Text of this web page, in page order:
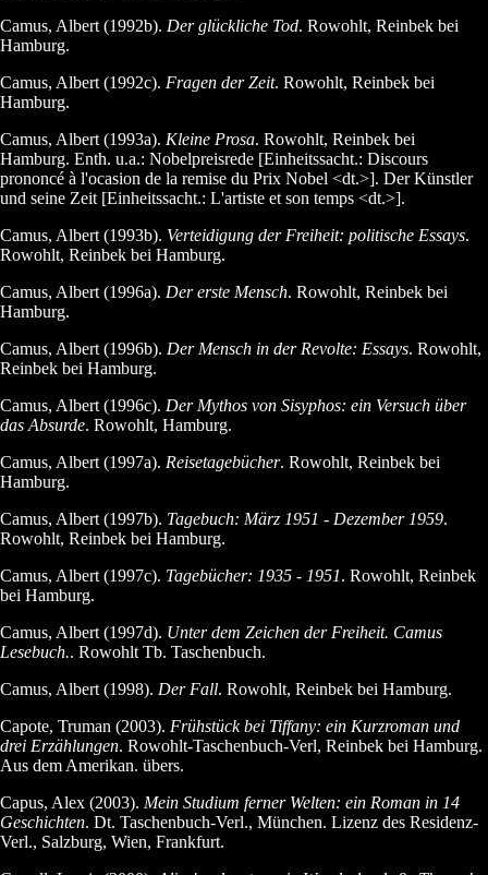
Camus, Albert (1992b). Der glückliche Tod. Rowohlt, Reinbek bei
Hamburg.
Camus, Albert (1992c). Fragen der Zeit. Rowohlt, Reinbek bei
Hamburg.
Camus, Albert (1993a). Kleine Prosa. Rowohlt, Reinbek bei
Hamburg. Enth. u.a.: Nobelpreisrede [Einheitssacht.: Discours
prononcé à l'ocasion de la remise du Prix Nobel <dt.>]. Der Künstler
und seine Zeit [Einheitssacht.: L'artiste et son temps <dt.>].
Camus, Albert (1993b). Verteidigung der Freiheit: politische Essays.
Rowohlt, Reinbek bei Hamburg.
Camus, Albert (1996a). Der erste Mensch. Rowohlt, Reinbek bei
Hamburg.
Camus, Albert (1996b). Der Mensch in der Revolte: Essays. Rowohlt,
Reinbek bei Hamburg.
Camus, Albert (1996c). Der Mythos von Sisyphos: ein Versuch über
das Absurde. Rowohlt, Hamburg.
Camus, Albert (1997a). Reisetagebücher. Rowohlt, Reinbek bei
Hamburg.
Camus, Albert (1997b). Tagebuch: März 1951 - Dezember 1959.
Rowohlt, Reinbek bei Hamburg.
Camus, Albert (1997c). Tagebücher: 1935 - 1951. Rowohlt, Reinbek
bei Hamburg.
Camus, Albert (1997d). Unter dem Zeichen der Freiheit. Camus
Lesebuch.. Rowohlt Tb. Taschenbuch.
Camus, Albert (1998). Der Fall. Rowohlt, Reinbek bei Hamburg.
Capote, Truman (2003). Frühstück bei Tiffany: ein Kurzroman und
drei Erzählungen. Rowohlt-Taschenbuch-Verl, Reinbek bei Hamburg.
Aus dem Amerikan. übers.
Capus, Alex (2003). Mein Studium ferner Welten: ein Roman in 14
Geschichten. Dt. Taschenbuch-Verl., München. Lizenz des Residenz-
Verl., Salzburg, Wien, Frankfurt.